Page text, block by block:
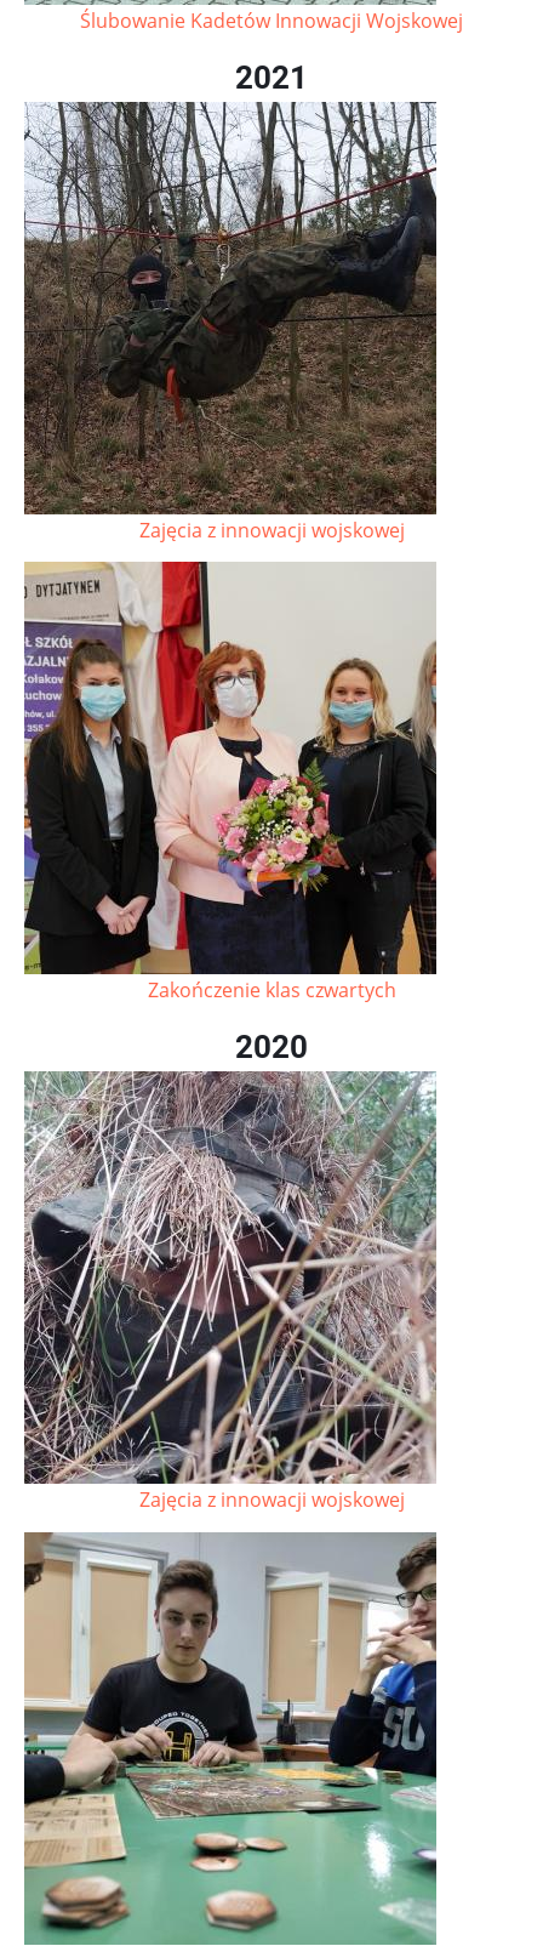
Ślubowanie Kadetów Innowacji Wojskowej
2021
Zajęcia z innowacji wojskowej
Zakończenie klas czwartych
2020
Zajęcia z innowacji wojskowej